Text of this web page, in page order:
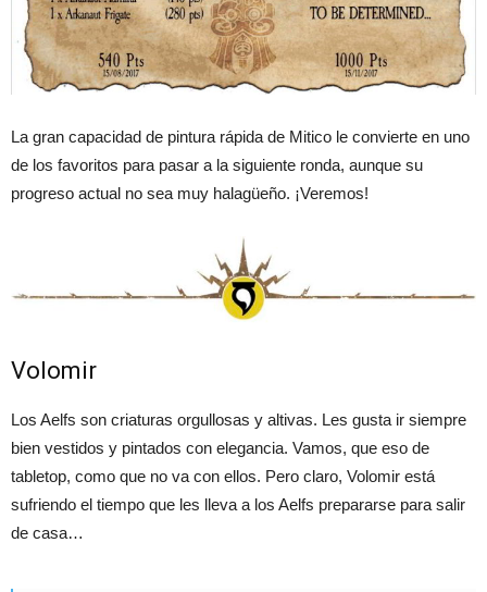
La gran capacidad de pintura rápida de Mitico le convierte en uno
de los favoritos para pasar a la siguiente ronda, aunque su
progreso actual no sea muy halagüeño. ¡Veremos!
Volomir
Los Aelfs son criaturas orgullosas y altivas. Les gusta ir siempre
bien vestidos y pintados con elegancia. Vamos, que eso de
tabletop, como que no va con ellos. Pero claro, Volomir está
sufriendo el tiempo que les lleva a los Aelfs prepararse para salir
de casa…